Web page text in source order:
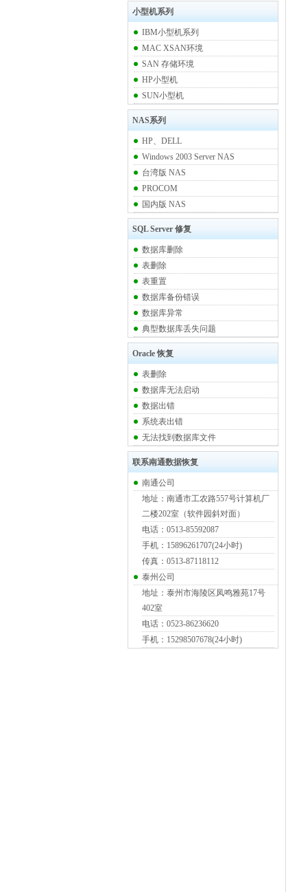
小型机系列
IBM小型机系列
MAC XSAN环境
SAN 存储环境
HP小型机
SUN小型机
NAS系列
HP、DELL
Windows 2003 Server NAS
台湾版 NAS
PROCOM
国内版 NAS
SQL Server 修复
数据库删除
表删除
表重置
数据库备份错误
数据库异常
典型数据库丢失问题
Oracle 恢复
表删除
数据库无法启动
数据出错
系统表出错
无法找到数据库文件
联系南通数据恢复
南通公司
地址：南通市工农路557号计算机厂
二楼202室（软件园斜对面）
电话：0513-85592087
手机：15896261707(24小时)
传真：0513-87118112
泰州公司
地址：泰州市海陵区凤鸣雅苑17号
402室
电话：0523-86236620
手机：15298507678(24小时)